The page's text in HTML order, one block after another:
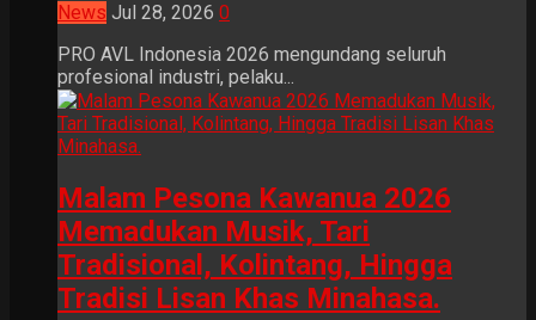
News Jul 28, 2026 0
PRO AVL Indonesia 2026 mengundang seluruh
profesional industri, pelaku...
Malam Pesona Kawanua 2026
Memadukan Musik, Tari
Tradisional, Kolintang, Hingga
Tradisi Lisan Khas Minahasa.